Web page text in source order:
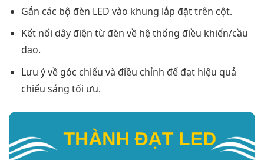
Gắn các bộ đèn LED vào khung lắp đặt trên cột.
Kết nối dây điện từ đèn về hệ thống điều khiển/cầu
dao.
Lưu ý về góc chiếu và điều chỉnh để đạt hiệu quả
chiếu sáng tối ưu.